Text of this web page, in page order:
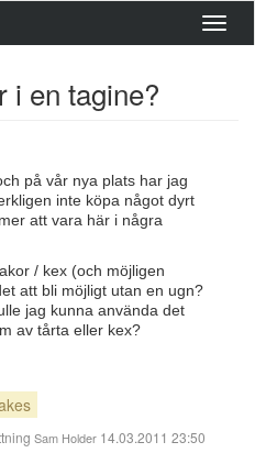
i en tagine?
på vår nya plats har jag
inte köpa något dyrt
att vara här i några
/ kex (och möjligen
att bli möjligt utan en ugn?
jag kunna använda det
av tårta eller kex?
Sam Holder 14.03.2011 23:50